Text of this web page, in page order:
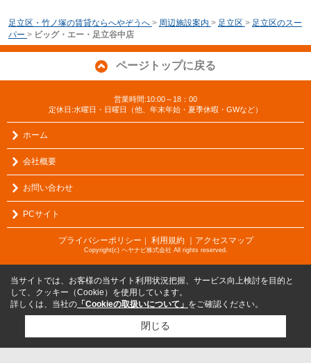
足立区・竹ノ塚の賃貸ならへやぞうへ > 周辺施設案内 > 足立区 > 足立区のスー
パー > ビッグ・エー・足立谷中店
ページトップに戻る
営業時間:10:00～18：00
定休日:水曜日・日曜日（他、年末年始・夏季休暇・GWなど）
ホーム
会社概要
お問い合わせ
PCサイト
プライバシーポリシー 利用規約 ｜アクセスマップ
Copyright(c) ヘヤナビ株式会社 All rights reserved.
当サイトでは、お客様の当サイト利用状況把握、サービス向上検討を目的と
して、クッキー（Cookie）を使用しています。
詳しくは、当社の 「Cookieの取扱いについて」 をご確認ください。
閉じる